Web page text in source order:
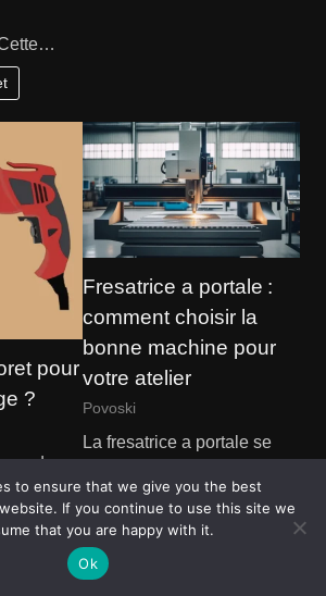
pour
?
dans
ou
Fresatrice a portale :
comment choisir la
bonne machine pour
votre atelier
Povoski
La fresatrice a portale se
usiner des pièces
volumineuses avec…
Voir article complet
to ensure that we give you the best
If you continue to use this site we
that you are happy with it.
Ok